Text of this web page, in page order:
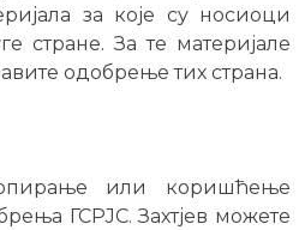
за које су носиоци
стране. За те материјале
одобрење тих страна.
или коришћење
ГСРЈС. Захтјев можете